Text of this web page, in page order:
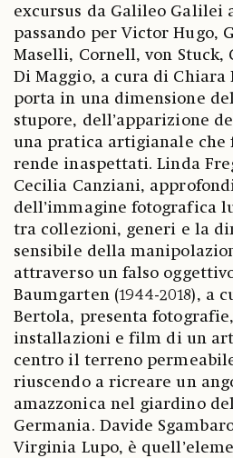
excursus da Galileo Galilei
passando per Victor Hugo,
Maselli, Cornell, von Stuck,
Di Maggio, a cura di Chiara
porta in una dimensione
stupore, dell’apparizione
una pratica artigianale
rende inaspettati. Linda
Cecilia Canziani,
dell’immagine fotografica
tra collezioni, generi e la
sensibile della
attraverso un falso
Baumgarten (1944-2018), a
Bertola, presenta
installazioni e film di un
centro il terreno
riuscendo a ricreare un
amazzonica nel giardino
Germania. Davide
Virginia Lupo, è